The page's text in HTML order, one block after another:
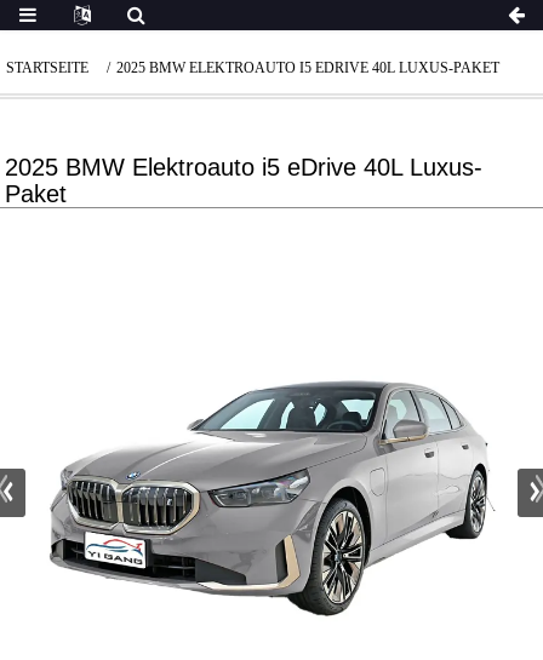
STARTSEITE 2025 BMW ELEKTROAUTO I5 EDRIVE 40L LUXUS-PAKET
2025 BMW Elektroauto i5 eDrive 40L Luxus-
Paket